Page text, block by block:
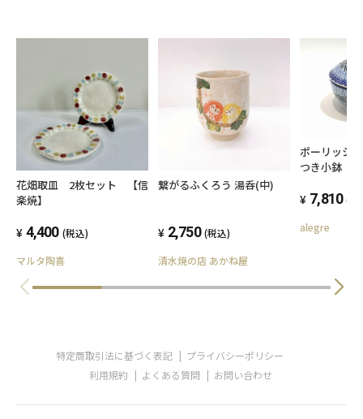
花畑取皿 2枚セット 【信
楽焼】
4,400 (税込)
マルタ陶喜
繋がるふくろう 湯呑(中)
2,750 (税込)
清水焼の店 あかね屋
ポーリッシ
つき小鉢
7,810 (税
alegre
特定商取引法に基づく表記
プライバシーポリシー
利用規約
よくある質問 お問い合わせ